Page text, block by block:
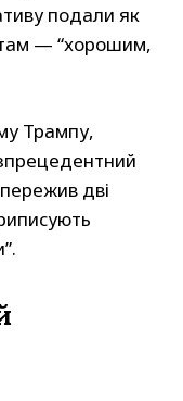
подали як
— “хорошим,
Трампу,
дві